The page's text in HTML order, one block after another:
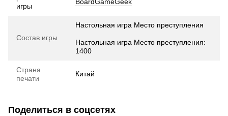
игры
Состав игры
Настольная игра Место преступления
Настольная игра Место преступления:
1400
Страна
печати
Китай
Поделиться в соцсетях